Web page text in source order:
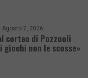
Agosto 7, 2026
corteo di Pozzuoli
giochi non le scosse»